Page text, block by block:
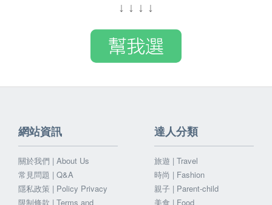
↓ ↓ ↓ ↓
網站資訊
關於我們 | About Us
常見問題 | Q&A
隱私政策 | Policy Privacy
限制條款 | Terms and
達人分類
旅遊 | Travel
時尚 | Fashion
親子 | Parent-child
美食 | Food